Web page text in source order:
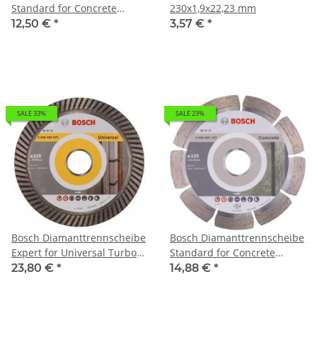
Standard for Concrete
115x22,23 Standard For
12,50 € *
230x1,9x22,23 mm
3,57 € *
SALE 33%
Bosch Diamanttrennscheibe
Expert for Universal Turbo
125 x 22,23 x 2,2 x 12 mm
23,80 € *
SALE 23%
Bosch Diamanttrennscheibe
Standard for Concrete
125x22,23 Standard For
14,88 € *